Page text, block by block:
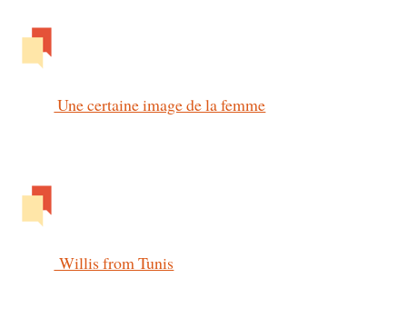
Une certaine image de la femme
Willis from Tunis